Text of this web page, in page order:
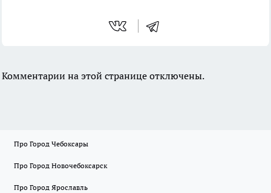
Комментарии на этой странице отключены.
Про Город Чебоксары
Про Город Новочебоксарск
Про Город Ярославль